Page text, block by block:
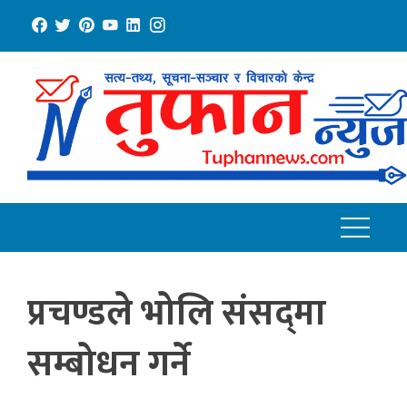
content
प्रचण्डले भोलि संसद्‌मा
सम्बोधन गर्ने